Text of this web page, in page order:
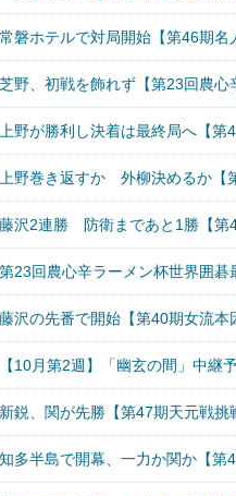
常磐ホテルで対局開始【第46期名
芝野、初戦を飾れず【第23回農心
上野が勝利し決着は最終局へ【第
上野巻き返すか 外柳決めるか【
藤沢2連勝 防衛まであと1勝【第
第23回農心辛ラーメン杯世界囲碁
藤沢の先番で開始【第40期女流本
【10月第2週】「幽玄の間」中継
新鋭、関が先勝【第47期天元戦挑
知多半島で開幕、一力か関か【第